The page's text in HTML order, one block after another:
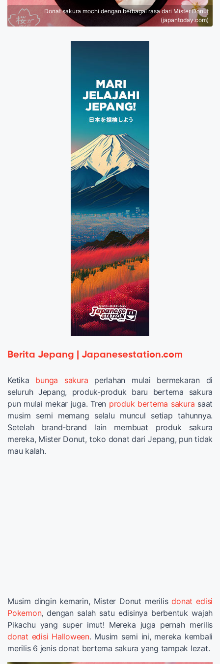
Donat sakura mochi dengan berbagai rasa dari Mister Donut
(japantoday.com)
Berita Jepang | Japanesestation.com
Ketika bunga sakura perlahan mulai bermekaran di
seluruh Jepang, produk-produk baru bertema sakura
pun mulai mekar juga. Tren produk bertema sakura saat
musim semi memang selalu muncul setiap tahunnya.
Setelah brand-brand lain membuat produk sakura
mereka, Mister Donut, toko donat dari Jepang, pun tidak
mau kalah.
Musim dingin kemarin, Mister Donut merilisdonat edisi
Pokemon, dengan salah satu edisinya berbentuk wajah
Pikachu yang super imut! Mereka juga pernah merilis
donat edisi Halloween. Musim semi ini, mereka kembali
merilis 6 jenis donat bertema sakura yang tampak lezat.